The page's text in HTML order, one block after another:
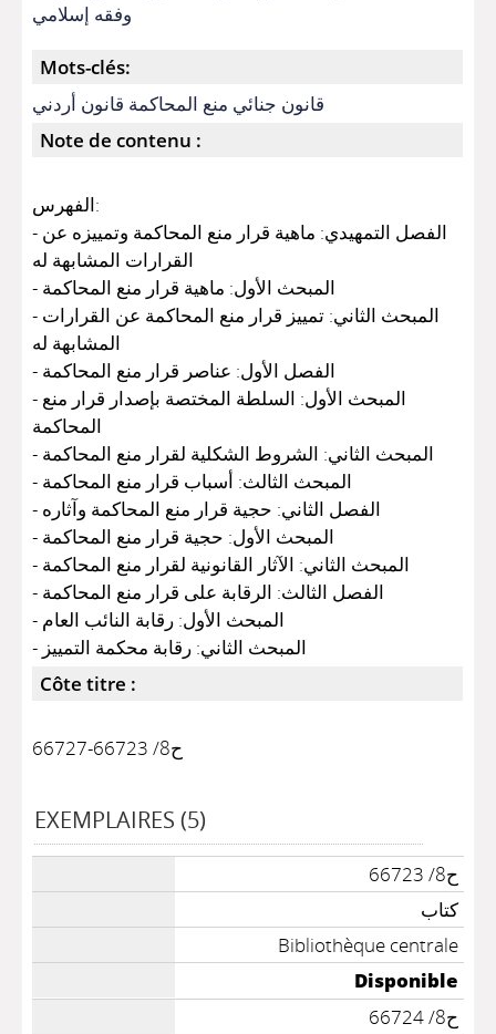
وفقه إسلامي
Mots-clés:
قانون جنائي منع المحاكمة قانون أردني
Note de contenu :
الفهرس:
- الفصل التمهيدي: ماهية قرار منع المحاكمة وتمييزه عن
القرارات المشابهة له
- المبحث الأول: ماهية قرار منع المحاكمة
- المبحث الثاني: تمييز قرار منع المحاكمة عن القرارات
المشابهة له
- الفصل الأول: عناصر قرار منع المحاكمة
- المبحث الأول: السلطة المختصة بإصدار قرار منع
المحاكمة
- المبحث الثاني: الشروط الشكلية لقرار منع المحاكمة
- المبحث الثالث: أسباب قرار منع المحاكمة
- الفصل الثاني: حجية قرار منع المحاكمة وآثاره
- المبحث الأول: حجية قرار منع المحاكمة
- المبحث الثاني: الآثار القانونية لقرار منع المحاكمة
- الفصل الثالث: الرقابة على قرار منع المحاكمة
- المبحث الأول: رقابة النائب العام
- المبحث الثاني: رقابة محكمة التمييز
Côte titre :
ح8/ 66723-66727
EXEMPLAIRES (5)
ح8/ 66723
كتاب
Bibliothèque centrale
Disponible
ح8/ 66724